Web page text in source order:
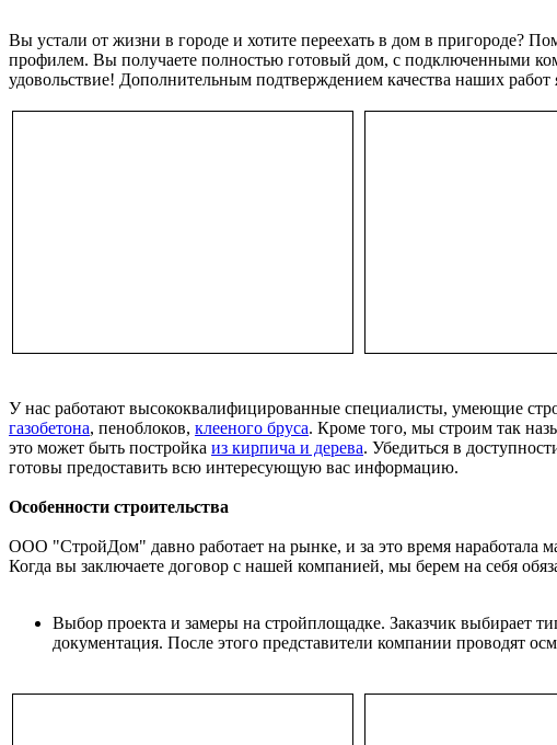
Вы устали от жизни в городе и хотите переехать в дом в пригороде?
профилем. Вы получаете полностью готовый дом, с подключенными
удовольствие! Дополнительным подтверждением качества наших
У нас работают высококвалифицированные специалисты, умеющие
газобетона, пеноблоков, клееного бруса. Кроме того, мы строим так
это может быть постройка из кирпича и дерева. Убедиться в
готовы предоставить всю интересующую вас информацию.
Особенности строительства
ООО "СтройДом" давно работает на рынке, и за это время наработала
Когда вы заключаете договор с нашей компанией, мы берем на себя
Выбор проекта и замеры на стройплощадке. Заказчик выбирает
документация. После этого представители компании проводят